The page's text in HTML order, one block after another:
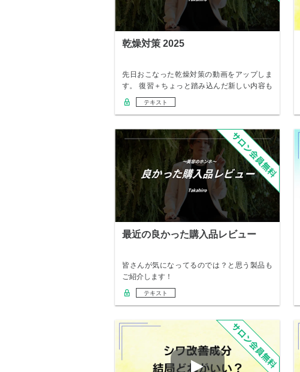
乾燥対策 2025
先日おこなった乾燥対策の動画をアップしま
す。 復習＋ちょっと踏み込んだ新しい内容も
あるので…
テキスト
最近の良かった購入品レビュー
皆さんが気になってるのでは？と思う製品も
ご紹介します！
テキスト